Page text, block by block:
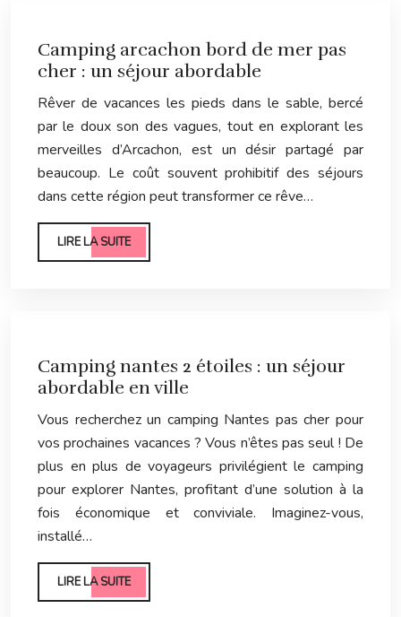
Camping arcachon bord de mer pas
cher : un séjour abordable
Rêver de vacances les pieds dans le sable, bercé
par le doux son des vagues, tout en explorant les
merveilles d’Arcachon, est un désir partagé par
beaucoup. Le coût souvent prohibitif des séjours
dans cette région peut transformer ce rêve…
LIRE LA SUITE
Camping nantes 2 étoiles : un séjour
abordable en ville
Vous recherchez un camping Nantes pas cher pour
vos prochaines vacances ? Vous n’êtes pas seul ! De
plus en plus de voyageurs privilégient le camping
pour explorer Nantes, profitant d’une solution à la
fois économique et conviviale. Imaginez-vous,
installé…
LIRE LA SUITE